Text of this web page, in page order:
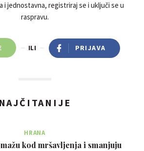
i jednostavna, registriraj se i uključi se u
raspravu.
ILI PRIJAVA
NAJČITANIJE
HRANA
kod mršavljenja i smanjuju